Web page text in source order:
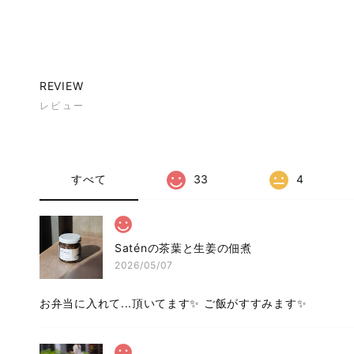
REVIEW
レビュー
すべて 33 4
Saténの茶葉と生姜の佃煮
2026/05/07
お弁当に入れて...頂いてます✨ ご飯がすすみます✨